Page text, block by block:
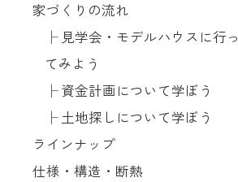
家づくりの流れ
見学会・モデルハウスに行っ
てみよう
資金計画について学ぼう
土地探しについて学ぼう
ラインナップ
仕様・構造・断熱